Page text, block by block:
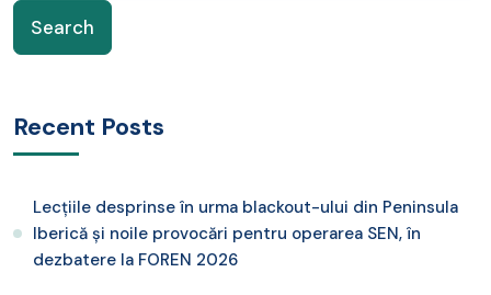
Search
Recent Posts
Lecțiile desprinse în urma blackout-ului din Peninsula
Iberică și noile provocări pentru operarea SEN, în
dezbatere la FOREN 2026